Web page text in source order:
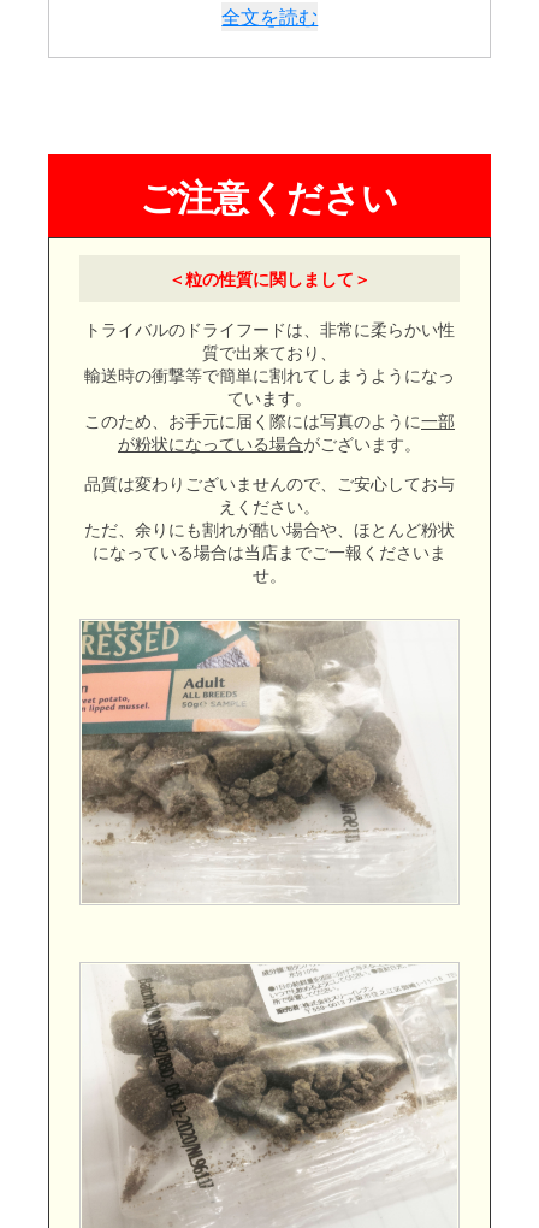
全文を読む
＜粒の性質に関しまして＞
トライバルのドライフードは、非常に柔らかい性
質で出来ており、
輸送時の衝撃等で簡単に割れてしまうようになっ
ています。
このため、お手元に届く際には写真のように一部
が粉状になっている場合がございます。
品質は変わりございませんので、ご安心してお与
えください。
ただ、余りにも割れが酷い場合や、ほとんど粉状
になっている場合は当店までご一報くださいま
せ。